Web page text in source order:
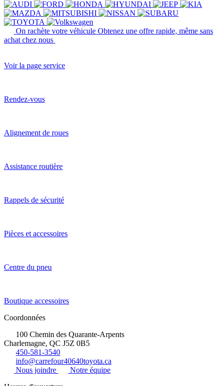
On rachète votre véhicule Obtenez une offre rapide, même sans
achat chez nous
Voir la page service
Rendez-vous
Alignement de roues
Assistance routière
Rappels de sécurité
Pièces et accessoires
Centre du pneu
Boutique accessoires
Coordonnées
100 Chemin des Quarante-Arpents
Charlemagne, QC J5Z 0B5
450-581-3540
info@carrefour40640toyota.ca
Nous joindre
Notre équipe